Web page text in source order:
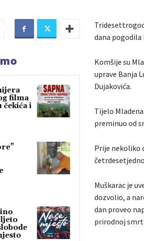
filma
čekića i
dana pogodila
Komšije su
uprave Banja
Dujakovića.
Tijelo
preminuo od
Prije nekoliko
Muškarac je
dozvolio, a
dan proveo
prirodnoj